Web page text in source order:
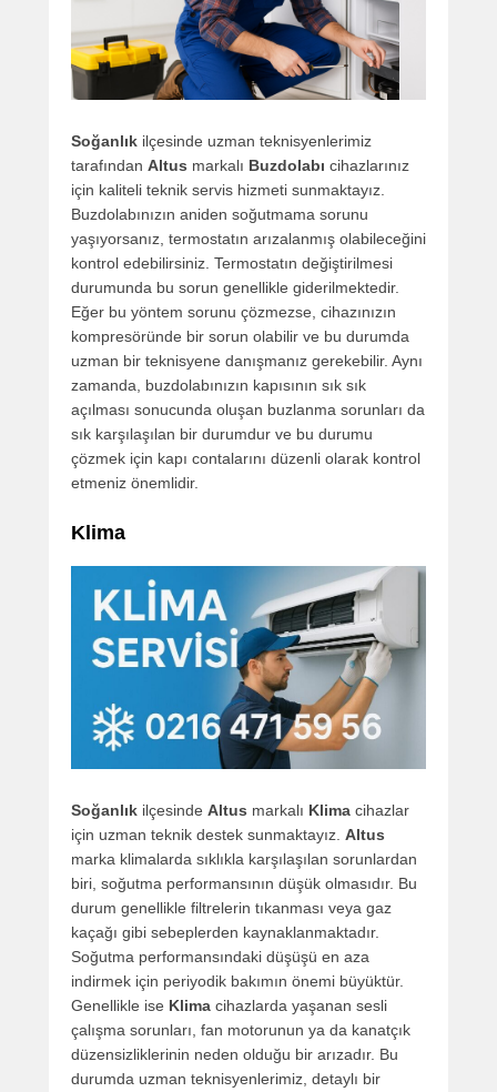
Soğanlık ilçesinde uzman teknisyenlerimiz
tarafından Altus markalı Buzdolabı cihazlarınız
için kaliteli teknik servis hizmeti sunmaktayız.
Buzdolabınızın aniden soğutmama sorunu
yaşıyorsanız, termostatın arızalanmış olabileceğini
kontrol edebilirsiniz. Termostatın değiştirilmesi
durumunda bu sorun genellikle giderilmektedir.
Eğer bu yöntem sorunu çözmezse, cihazınızın
kompresöründe bir sorun olabilir ve bu durumda
uzman bir teknisyene danışmanız gerekebilir. Aynı
zamanda, buzdolabınızın kapısının sık sık
açılması sonucunda oluşan buzlanma sorunları da
sık karşılaşılan bir durumdur ve bu durumu
çözmek için kapı contalarını düzenli olarak kontrol
etmeniz önemlidir.
Klima
Soğanlık ilçesinde Altus markalı Klima cihazlar
için uzman teknik destek sunmaktayız. Altus
marka klimalarda sıklıkla karşılaşılan sorunlardan
biri, soğutma performansının düşük olmasıdır. Bu
durum genellikle filtrelerin tıkanması veya gaz
kaçağı gibi sebeplerden kaynaklanmaktadır.
Soğutma performansındaki düşüşü en aza
indirmek için periyodik bakımın önemi büyüktür.
Genellikle ise Klima cihazlarda yaşanan sesli
çalışma sorunları, fan motorunun ya da kanatçık
düzensizliklerinin neden olduğu bir arızadır. Bu
durumda uzman teknisyenlerimiz, detaylı bir